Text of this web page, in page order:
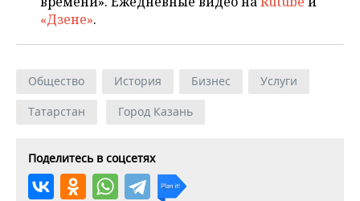
«Дзене».
Общество История Бизнес
Услуги
Татарстан
Город Казань
Поделитесь в соцсетях